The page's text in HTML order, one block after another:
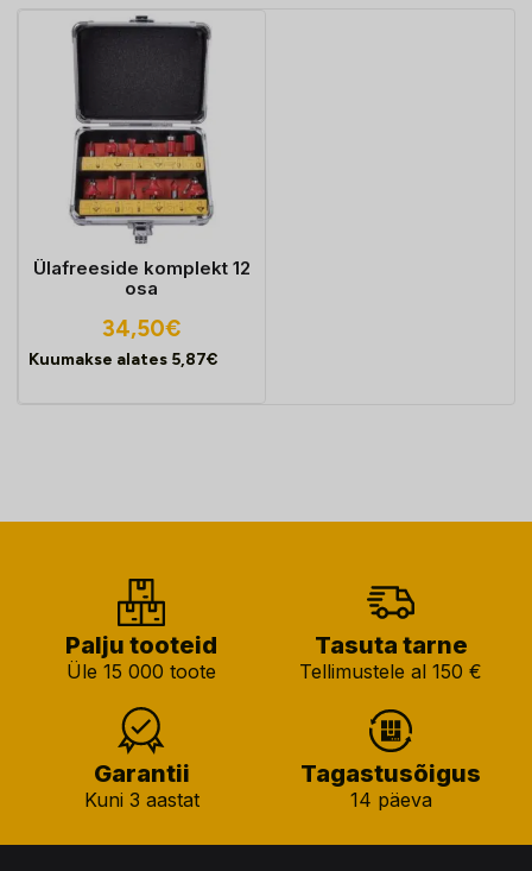
Ülafreeside komplekt 12
osa
34,50€
Kuumakse alates 5,87€
Palju tooteid
Üle 15 000 toote
Tasuta tarne
Tellimustele al 150 €
Garantii
Kuni 3 aastat
Tagastusõigus
14 päeva